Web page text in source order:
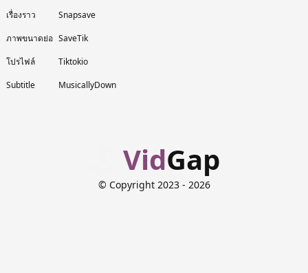
เรื่องราว
ภาพขนาดย่อ
โปรไฟล์
Subtitle
Snapsave
SaveTik
Tiktokio
MusicallyDown
VidGap
© Copyright 2023 - 2026